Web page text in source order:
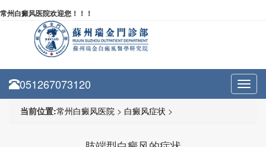
常州白癜风医院欢迎您！！！
051267073120
当前位置:常州白癜风医院 > 白癜风症状 >